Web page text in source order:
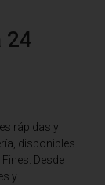
24
rápidas y
disponibles
Desde
y